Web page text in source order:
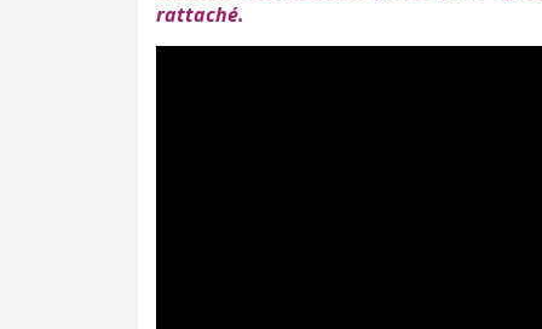
rattaché.